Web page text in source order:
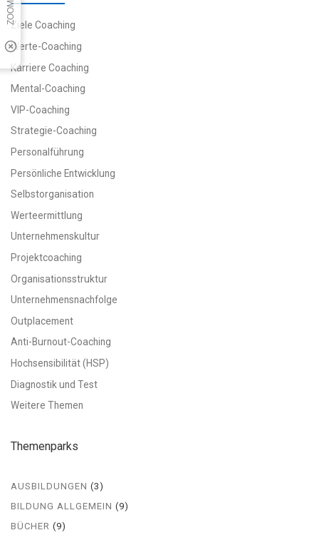
Ziele Coaching
Werte-Coaching
Karriere Coaching
Mental-Coaching
VIP-Coaching
Strategie-Coaching
Personalführung
Persönliche Entwicklung
Selbstorganisation
Werteermittlung
Unternehmenskultur
Projektcoaching
Organisationsstruktur
Unternehmensnachfolge
Outplacement
Anti-Burnout-Coaching
Hochsensibilität (HSP)
Diagnostik und Test
Weitere Themen
Themenparks
AUSBILDUNGEN (3)
BILDUNG ALLGEMEIN (9)
BÜCHER (9)